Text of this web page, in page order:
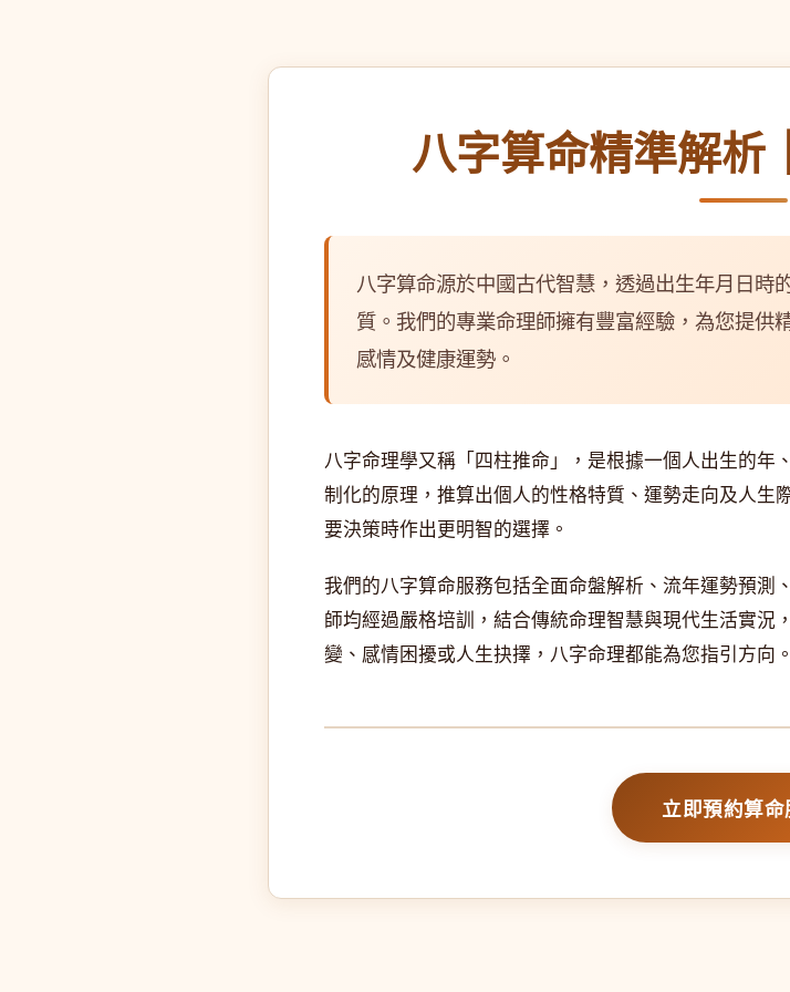
八字算命精準解析
八字算命源於中國古代智慧，透過出生年月日時
質。我們的專業命理師擁有豐富經驗，為您提供
感情及健康運勢。
八字命理學又稱「四柱推命」，是根據一個人出生的年
制化的原理，推算出個人的性格特質、運勢走向及人生
要決策時作出更明智的選擇。
我們的八字算命服務包括全面命盤解析、流年運勢預測
師均經過嚴格培訓，結合傳統命理智慧與現代生活實況
變、感情困擾或人生抉擇，八字命理都能為您指引方向。
立即預約算